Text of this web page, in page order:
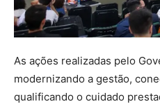
As ações realizadas pelo
modernizando a gestão,
qualificando o cuidado